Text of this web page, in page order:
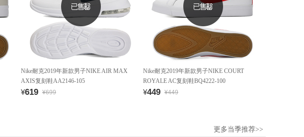
Nike耐克2019年新款男子NIKE AIR MAX
AXIS复刻鞋AA2146-105
¥619 ¥699
Nike耐克2019年新款男子NIKE COURT
ROYALE AC复刻鞋BQ4222-100
¥449 ¥449
更多当季推荐>>